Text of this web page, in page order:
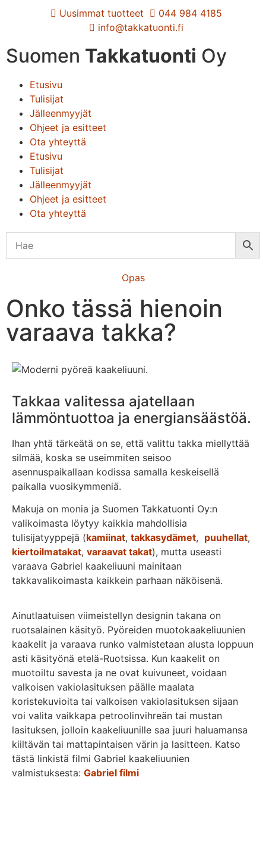
Uusimmat tuotteet
044 984 4185
info@takkatuonti.fi
Suomen Takkatuonti Oy
Etusivu
Tulisijat
Jälleenmyyjät
Ohjeet ja esitteet
Ota yhteyttä
Etusivu
Tulisijat
Jälleenmyyjät
Ohjeet ja esitteet
Ota yhteyttä
Opas
Onko tässä hienoin
varaava takka?
Takkaa valitessa ajatellaan
lämmöntuottoa ja energiansäästöä.
Ihan yhtä tärkeätä on se, että valittu takka miellyttää
silmää, koska se useimmiten seisoo
asennuspaikallaan kodissa samalla keskeisellä
paikalla vuosikymmeniä.
Makuja on monia ja Suomen Takkatuonti Oy:n
valikoimasta löytyy kaikkia mahdollisia
tulisijatyyppejä (kamiinat, takkasydämet, puuhellat,
kiertoilmatakat, varaavat takat), mutta useasti
varaava Gabriel kaakeliuuni mainitaan
takkavalikoimasta kaikkein parhaan näköisenä.
Ainutlaatuisen viimeistellyn designin takana on
ruotsalainen käsityö. Pyöreiden muotokaakeliuunien
kaakelit ja varaava runko valmistetaan alusta loppuun
asti käsityönä etelä-Ruotsissa. Kun kaakelit on
muotoiltu savesta ja ne ovat kuivuneet, voidaan
valkoisen vakiolasituksen päälle maalata
koristekuvioita tai valkoisen vakiolasituksen sijaan
voi valita vaikkapa petroolinvihreän tai mustan
lasituksen, jolloin kaakeliuunille saa juuri haluamansa
kiiltävän tai mattapintaisen värin ja lasitteen. Katso
tästä linkistä filmi Gabriel kaakeliuunien
valmistuksesta: Gabriel filmi